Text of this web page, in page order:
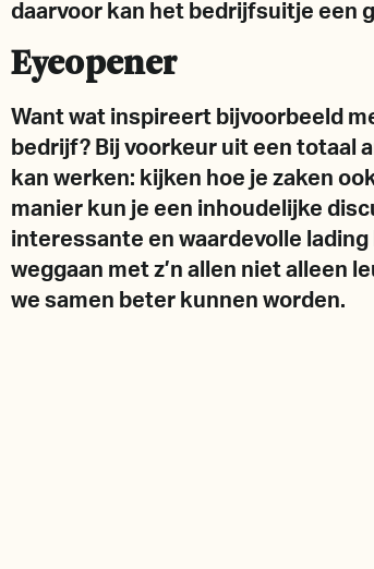
daarvoor kan het bedrijfsuitje een
Eyeopener
Want wat inspireert bijvoorbeeld
bedrijf? Bij voorkeur uit een totaal
kan werken: kijken hoe je zaken
manier kun je een inhoudelijke
interessante en waardevolle
weggaan met z’n allen niet alleen
we samen beter kunnen worden.